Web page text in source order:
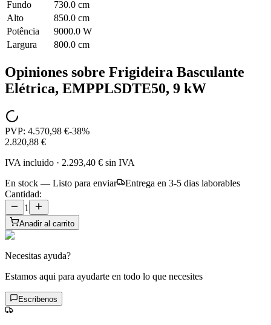
Fundo
730.0 cm
Alto
850.0 cm
Potência
9000.0 W
Largura
800.0 cm
Opiniones sobre Frigideira Basculante
Elétrica, EMPPLSDTE50, 9 kW
PVP: 4.570,98 €-38%
2.820,88 €
IVA incluido · 2.293,40 € sin IVA
En stock — Listo para enviar
Entrega en 3-5 dias laborables
Cantidad:
1
Anadir al carrito
Necesitas ayuda?
Estamos aqui para ayudarte en todo lo que necesites
Escribenos